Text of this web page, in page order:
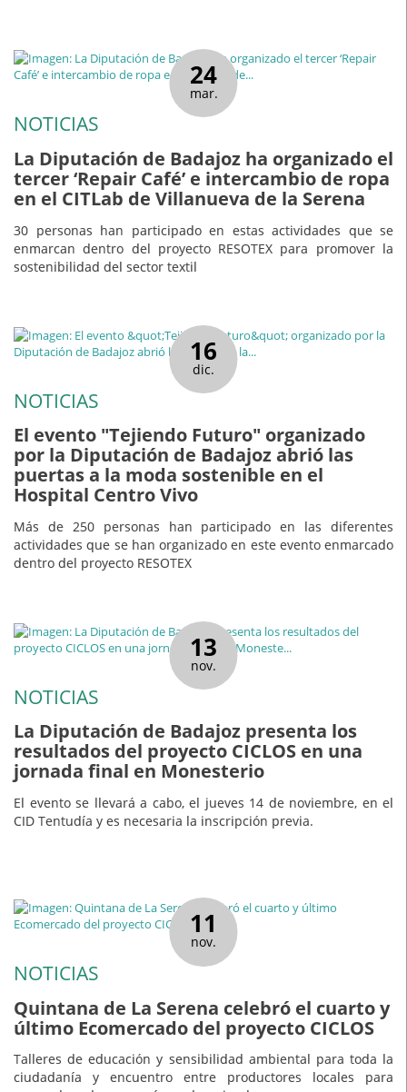
24
mar.
NOTICIAS
La Diputación de Badajoz ha organizado el
tercer ‘Repair Café’ e intercambio de ropa
en el CITLab de Villanueva de la Serena
30 personas han participado en estas actividades que se
enmarcan dentro del proyecto RESOTEX para promover la
sostenibilidad del sector textil
16
dic.
NOTICIAS
El evento "Tejiendo Futuro" organizado
por la Diputación de Badajoz abrió las
puertas a la moda sostenible en el
Hospital Centro Vivo
Más de 250 personas han participado en las diferentes
actividades que se han organizado en este evento enmarcado
dentro del proyecto RESOTEX
13
nov.
NOTICIAS
La Diputación de Badajoz presenta los
resultados del proyecto CICLOS en una
jornada final en Monesterio
El evento se llevará a cabo, el jueves 14 de noviembre, en el
CID Tentudía y es necesaria la inscripción previa.
11
nov.
NOTICIAS
Quintana de La Serena celebró el cuarto y
último Ecomercado del proyecto CICLOS
Talleres de educación y sensibilidad ambiental para toda la
ciudadanía y encuentro entre productores locales para